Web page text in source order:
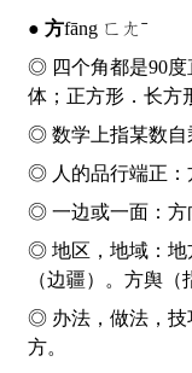
方fāng ㄈㄤˉ
◎ 四个角都是90度直角的四边形或六个面都是方形的立
体；正方形．长方
◎ 数学上指某数自
◎ 人的品行端正：
◎ 一边或一面： 方
◎ 地区，地域：地
（边疆）。 方舆（
◎ 办法，做法，技
方。